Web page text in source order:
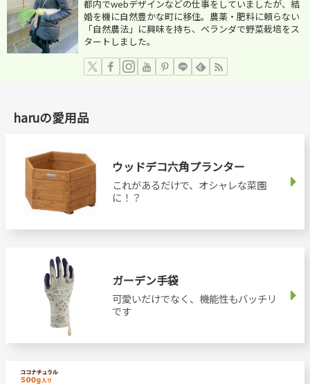
都内でwebデザインなどの仕事をしていましたが、結
婚を機に自然豊かな町に移住。農薬・肥料に頼らない
「自然農法」に興味を持ち、ベランダで野菜栽培をス
タートしました。
haruの愛用品
ウッドデコ六角プランター
これがあるだけで、オシャレな菜園
に！？
ガーデン手袋
可愛いだけでなく、機能性もバッチリ
です